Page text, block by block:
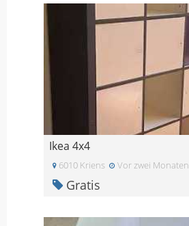
Ikea 4x4
6010 Kriens Vor zwei Monaten
Gratis